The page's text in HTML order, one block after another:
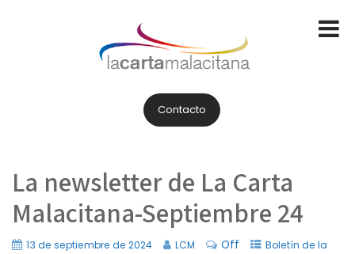
Contacto
La newsletter de La Carta
Malacitana-Septiembre 24
13 de septiembre de 2024 LCM Off
Boletín de la